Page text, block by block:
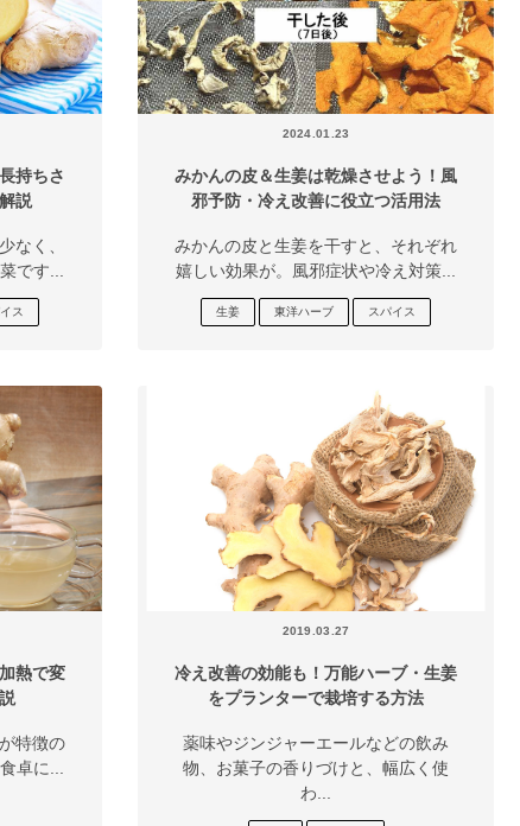
持ちさ
説
なく、
です...
ス
2024.01.23
みかんの皮＆生姜は乾燥させよう！風
邪予防・冷え改善に役立つ活用法
みかんの皮と生姜を干すと、それぞれ
嬉しい効果が。風邪症状や冷え対策...
生姜 東洋ハーブ スパイス
熱で変
特徴の
卓に...
2019.03.27
冷え改善の効能も！万能ハーブ・生姜
をプランターで栽培する方法
薬味やジンジャーエールなどの飲み
物、お菓子の香りづけと、幅広く使
わ...